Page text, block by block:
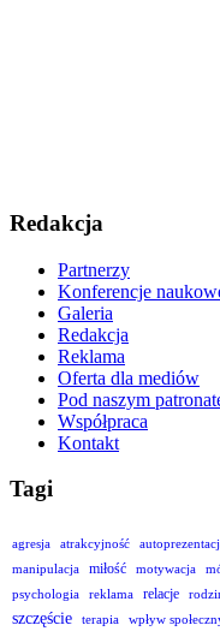
Redakcja
Partnerzy
Konferencje
Galeria
Redakcja
Reklama
Oferta dla mediów
Pod naszym
Współpraca
Kontakt
Tagi
agresja atrakcyjność
manipulacja
miłość motywacja
psychologia
reklama relacje
szczęście terapia wpływ